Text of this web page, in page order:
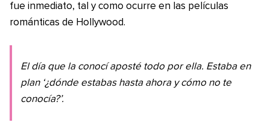
fue inmediato, tal y como ocurre en las películas
románticas de Hollywood.
El día que la conocí aposté todo por ella. Estaba en
plan ‘¿dónde estabas hasta ahora y cómo no te
conocía?’.